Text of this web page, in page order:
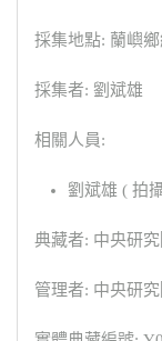
採集地點: 蘭嶼
採集者: 劉斌雄
相關人員:
劉斌雄 ( 拍
典藏者: 中央研
管理者: 中央研